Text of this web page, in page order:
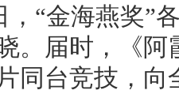
，“金海燕奖”
。届时，《阿
同台竞技，